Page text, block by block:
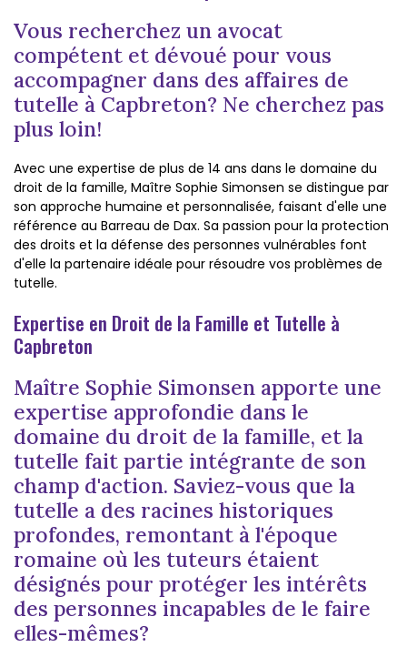
Vous recherchez un avocat
compétent et dévoué pour vous
accompagner dans des affaires de
tutelle à Capbreton? Ne cherchez pas
plus loin!
Avec une expertise de plus de 14 ans dans le domaine du
droit de la famille, Maître Sophie Simonsen se distingue par
son approche humaine et personnalisée, faisant d'elle une
référence au Barreau de Dax. Sa passion pour la protection
des droits et la défense des personnes vulnérables font
d'elle la partenaire idéale pour résoudre vos problèmes de
tutelle.
Expertise en Droit de la Famille et Tutelle à
Capbreton
Maître Sophie Simonsen apporte une
expertise approfondie dans le
domaine du droit de la famille, et la
tutelle fait partie intégrante de son
champ d'action. Saviez-vous que la
tutelle a des racines historiques
profondes, remontant à l'époque
romaine où les tuteurs étaient
désignés pour protéger les intérêts
des personnes incapables de le faire
elles-mêmes?